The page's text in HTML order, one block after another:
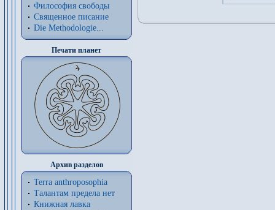
Философия cвободы
Священное писание
Die Methodologie...
Печати планет
Архив разделов
Terra anthroposophia
Талантам предела нет
Книжная лавка